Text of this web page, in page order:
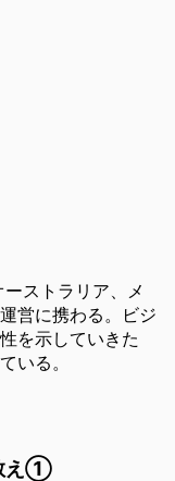
ストラリア、メ
営に携わる。ビジ
を示していきた
いる。
え①